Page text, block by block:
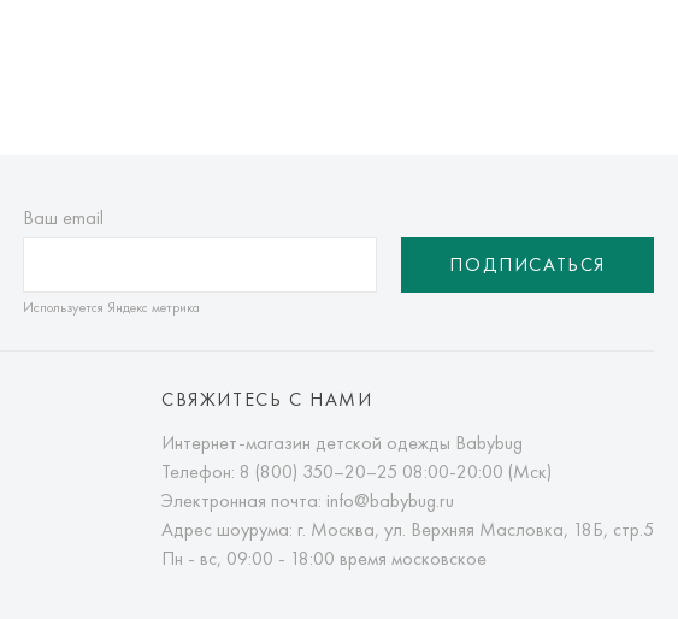
Ваш email
Используется Яндекс метрика
ПОДПИСАТЬСЯ
СВЯЖИТЕСЬ С НАМИ
Интернет-магазин детской одежды Babybug
Телефон: 8 (800) 350–20–25 08:00-20:00 (Мск)
Электронная почта: info@babybug.ru
Адрес шоурума: г. Москва, ул. Верхняя Масловка, 18Б, стр.5
Пн - вс, 09:00 - 18:00 время московское